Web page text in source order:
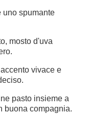
uno spumante
mosto d'uva
vivace e
pasto insieme a
buona compagnia.